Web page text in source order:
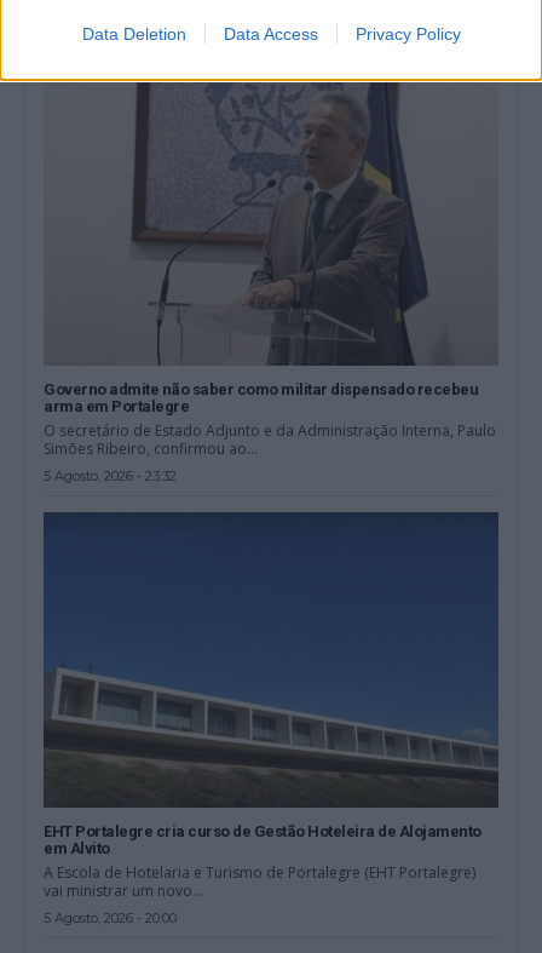
Data Deletion Data Access Privacy Policy
6 Agosto, 2026 - 09:49
Governo admite não saber como militar dispensado recebeu
arma em Portalegre
O secretário de Estado Adjunto e da Administração Interna, Paulo
Simões Ribeiro, confirmou ao...
5 Agosto, 2026 - 23:32
EHT Portalegre cria curso de Gestão Hoteleira de Alojamento
em Alvito
A Escola de Hotelaria e Turismo de Portalegre (EHT Portalegre)
vai ministrar um novo...
5 Agosto, 2026 - 20:00